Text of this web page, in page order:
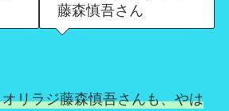
藤森慎吾さん
リラジ藤森慎吾さんも、やは